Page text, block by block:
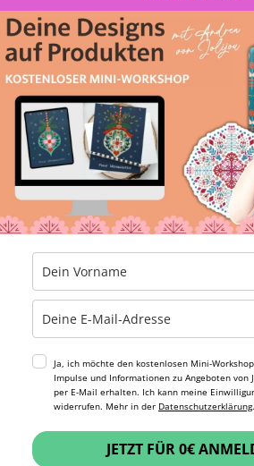
Ja, ich möchte den kostenlosen Mini-
Impulse und Informationen zu Angeboten von
per E-Mail erhalten. Ich kann meine
widerrufen. Mehr in der Datenschutzerklärung.
JETZT FÜR 0€